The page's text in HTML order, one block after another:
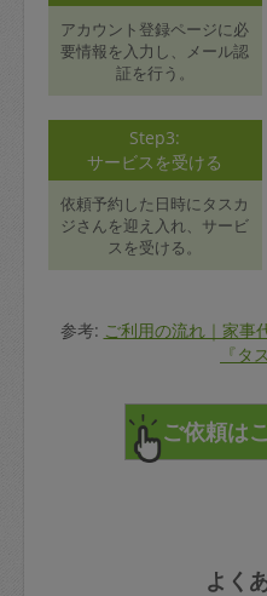
アカウント登録ページに必
要情報を入力し、メール認
証を行う。
Step3:
サービスを受ける
依頼予約した日時にタスカ
ジさんを迎え入れ、サービ
スを受ける。
参考: ご利用の流れ｜家事
『タ
よく